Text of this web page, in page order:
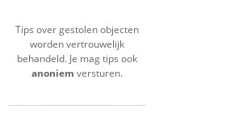
Tips over gestolen objecten
worden vertrouwelijk
behandeld. Je mag tips ook
anoniem versturen.